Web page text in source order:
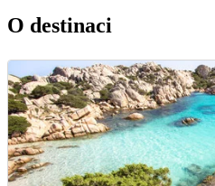
O destinaci